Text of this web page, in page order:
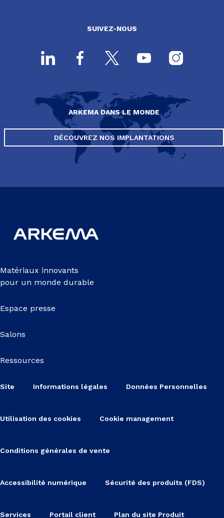
SUIVEZ-NOUS
ARKEMA DANS LE MONDE
DÉCOUVREZ NOS IMPLANTATIONS
Matériaux innovants
pour un monde durable
Espace presse
Salons
Ressources
Site Informations légales Données Personnelles
Utilisation des cookies Cookie management
Conditions générales de vente
Accessibilité numérique Sécurité des produits (FDS)
Services Portail client Plan du site Produit